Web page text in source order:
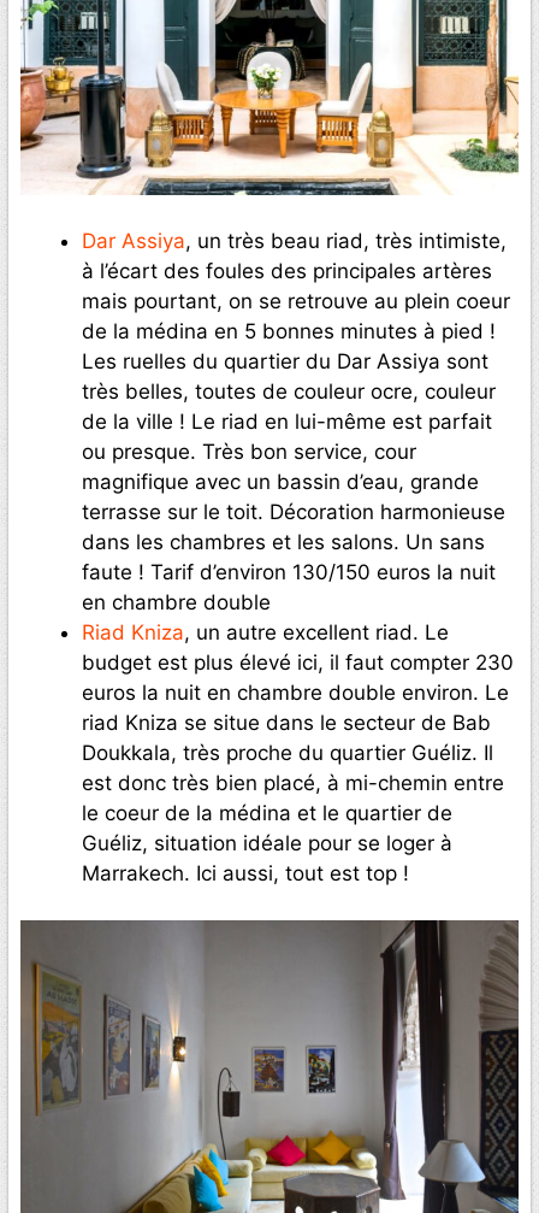
Dar Assiya, un très beau riad, très intimiste,
à l’écart des foules des principales artères
mais pourtant, on se retrouve au plein coeur
de la médina en 5 bonnes minutes à pied !
Les ruelles du quartier du Dar Assiya sont
très belles, toutes de couleur ocre, couleur
de la ville ! Le riad en lui-même est parfait
ou presque. Très bon service, cour
magnifique avec un bassin d’eau, grande
terrasse sur le toit. Décoration harmonieuse
dans les chambres et les salons. Un sans
faute ! Tarif d’environ 130/150 euros la nuit
en chambre double
Riad Kniza, un autre excellent riad. Le
budget est plus élevé ici, il faut compter 230
euros la nuit en chambre double environ. Le
riad Kniza se situe dans le secteur de Bab
Doukkala, très proche du quartier Guéliz. Il
est donc très bien placé, à mi-chemin entre
le coeur de la médina et le quartier de
Guéliz, situation idéale pour se loger à
Marrakech. Ici aussi, tout est top !